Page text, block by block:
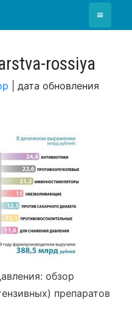
≡
rossiya
дата обновления
обзор
препаратов